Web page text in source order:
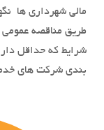
طريق مناقصه
بندی شرکت های